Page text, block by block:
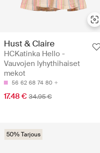
Hust & Claire
HCKatinka Hello -
Vauvojen lyhythihaiset
mekot
56 62 68 74 80
17.48 € 34.95 €
50% Tarjous